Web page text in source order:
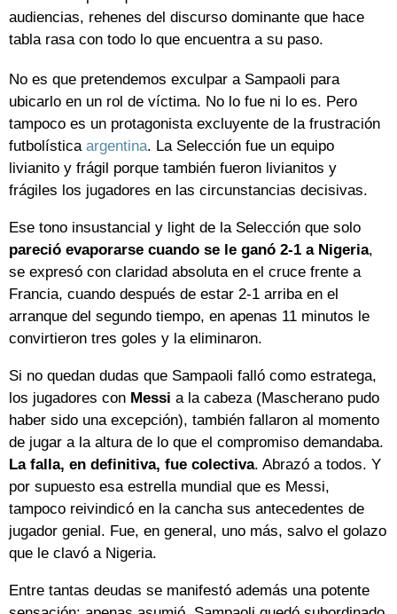
audiencias, rehenes del discurso dominante que hace
tabla rasa con todo lo que encuentra a su paso.
No es que pretendemos exculpar a Sampaoli para
ubicarlo en un rol de víctima. No lo fue ni lo es. Pero
tampoco es un protagonista excluyente de la frustración
futbolística argentina. La Selección fue un equipo
livianito y frágil porque también fueron livianitos y
frágiles los jugadores en las circunstancias decisivas.
Ese tono insustancial y light de la Selección que solo
pareció evaporarse cuando se le ganó 2-1 a Nigeria,
se expresó con claridad absoluta en el cruce frente a
Francia, cuando después de estar 2-1 arriba en el
arranque del segundo tiempo, en apenas 11 minutos le
convirtieron tres goles y la eliminaron.
Si no quedan dudas que Sampaoli falló como estratega,
los jugadores con Messi a la cabeza (Mascherano pudo
haber sido una excepción), también fallaron al momento
de jugar a la altura de lo que el compromiso demandaba.
La falla, en definitiva, fue colectiva. Abrazó a todos. Y
por supuesto esa estrella mundial que es Messi,
tampoco reivindicó en la cancha sus antecedentes de
jugador genial. Fue, en general, uno más, salvo el golazo
que le clavó a Nigeria.
Entre tantas deudas se manifestó además una potente